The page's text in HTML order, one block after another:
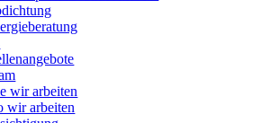
wir arbeiten
wir arbeiten